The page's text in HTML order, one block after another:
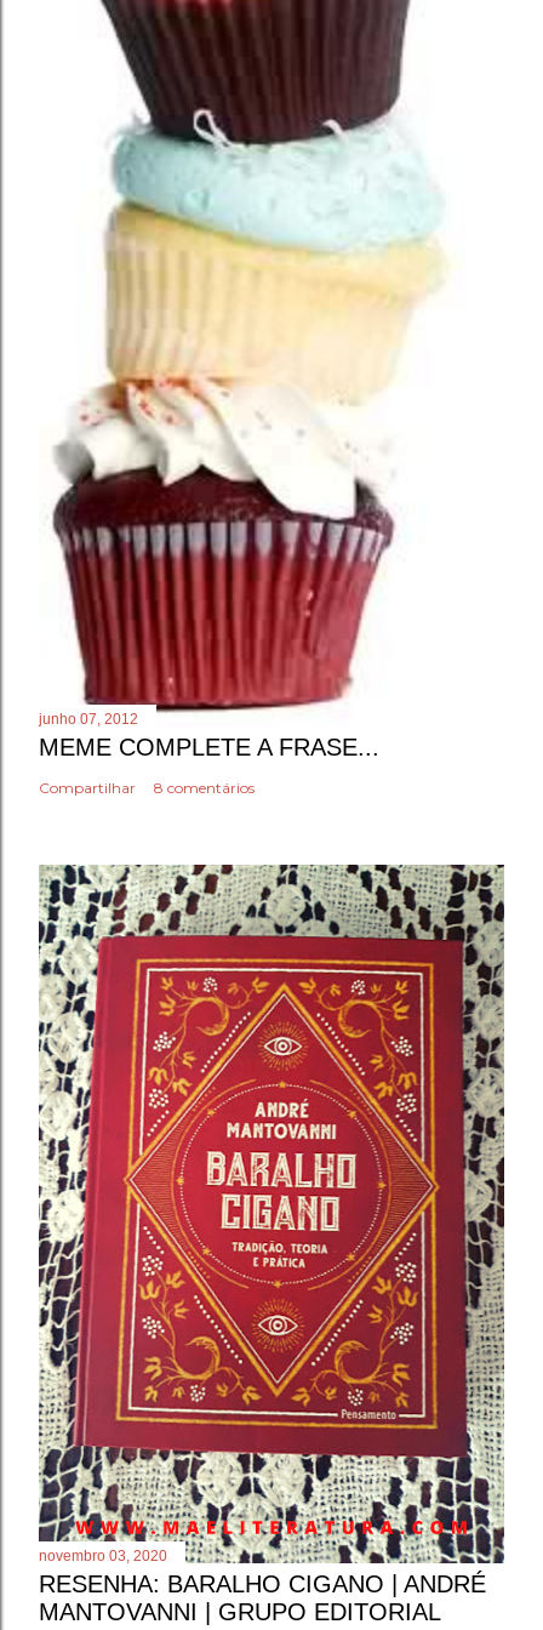
junho 07, 2012
MEME COMPLETE A FRASE...
Compartilhar 8 comentários
novembro 03, 2020
RESENHA: BARALHO CIGANO | ANDRÉ
MANTOVANNI | GRUPO EDITORIAL